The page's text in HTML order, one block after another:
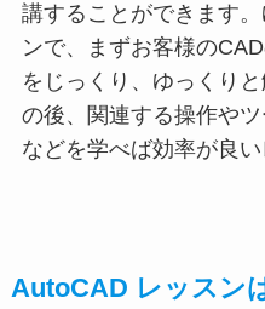
講することができます
ンで、まずお客様の
をじっくり、ゆっくり
の後、関連する操作や
などを学べば効率が良い
AutoCAD レッスン